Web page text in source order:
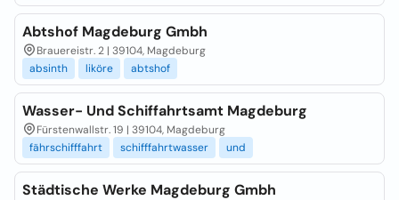
Abtshof Magdeburg Gmbh
Brauereistr. 2 | 39104, Magdeburg
absinth
liköre abtshof
Wasser- Und Schiffahrtsamt Magdeburg
Fürstenwallstr. 19 | 39104, Magdeburg
fährschifffahrt
schifffahrtwasser und
Städtische Werke Magdeburg Gmbh